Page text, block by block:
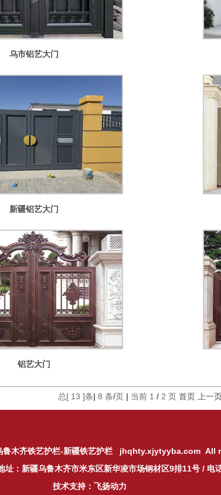
乌市铝艺大门
新疆铝艺大门
铝艺大门
总[ 13 ]条| 8 条/页 | 当前 1 / 2 页 首页 上一
鲁木齐铁艺护栏-新疆铁艺护栏 jhqhty.xjytyyba.com All
址：新疆乌鲁木齐市米东区新华凌市场钢材区9排11号 / 电
技术支持：飞扬动力